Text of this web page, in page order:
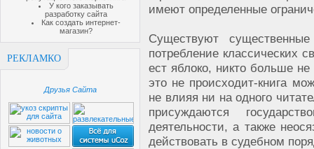
У кого заказывать
разработку сайта
Как создать интернет-
магазин?
РЕКЛАМКО
Друзья Сайта
имеют определенные
Существуют
потребление классических
ест яблоко, никто больше
это не происходит-книга
не влияя ни на одного
присуждаются
деятельности, а также
действовать в судебном